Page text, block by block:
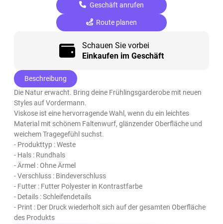
Geschäft anrufen
Route planen
Schauen Sie vorbei
Einkaufen im Geschäft
Beschreibung
Die Natur erwacht. Bring deine Frühlingsgarderobe mit neuen
Styles auf Vordermann.
Viskose ist eine hervorragende Wahl, wenn du ein leichtes
Material mit schönem Faltenwurf, glänzender Oberfläche und
weichem Tragegefühl suchst.
- Produkttyp : Weste
- Hals : Rundhals
- Ärmel : Ohne Ärmel
- Verschluss : Bindeverschluss
- Futter : Futter Polyester in Kontrastfarbe
- Details : Schleifendetails
- Print : Der Druck wiederholt sich auf der gesamten Oberfläche
des Produkts